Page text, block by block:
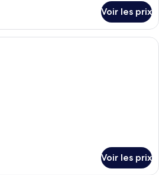
Voir les prix
Une chambre d’hôtel avec un lit,
Voir les prix